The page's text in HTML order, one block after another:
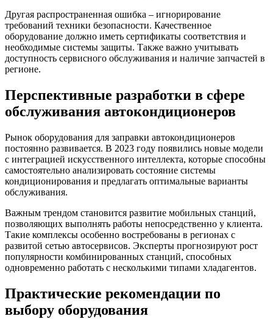
Другая распространенная ошибка – игнорирование
требований техники безопасности. Качественное
оборудование должно иметь сертификаты соответствия и
необходимые системы защиты. Также важно учитывать
доступность сервисного обслуживания и наличие запчастей в
регионе.
Перспективные разработки в сфере
обслуживания автокондиционеров
Рынок оборудования для заправки автокондиционеров
постоянно развивается. В 2023 году появились новые модели
с интеграцией искусственного интеллекта, которые способны
самостоятельно анализировать состояние системы
кондиционирования и предлагать оптимальные варианты
обслуживания.
Важным трендом становится развитие мобильных станций,
позволяющих выполнять работы непосредственно у клиента.
Такие комплексы особенно востребованы в регионах с
развитой сетью автосервисов. Эксперты прогнозируют рост
популярности комбинированных станций, способных
одновременно работать с несколькими типами хладагентов.
Практические рекомендации по
выбору оборудования